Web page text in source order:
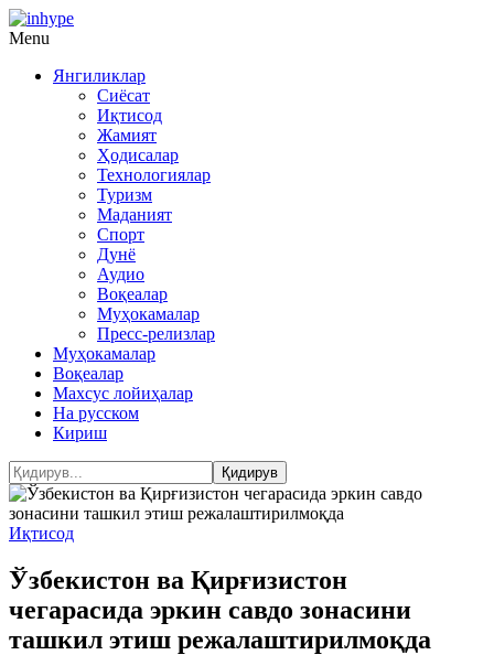
Menu
Янгиликлар
Сиёсат
Иқтисод
Жамият
Ҳодисалар
Технологиялар
Туризм
Маданият
Спорт
Дунё
Аудио
Воқеалар
Муҳокамалар
Пресс-релизлар
Муҳокамалар
Воқеалар
Махсус лойиҳалар
На русском
Кириш
Иқтисод
Ўзбекистон ва Қирғизистон
чегарасида эркин савдо зонасини
ташкил этиш режалаштирилмоқда